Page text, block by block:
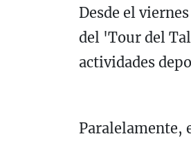
Desde el
del 'Tour del
actividades
Paralelamente,